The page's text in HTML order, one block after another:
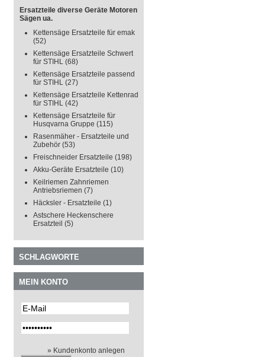
Ersatzteile diverse Geräte Motoren
Sägen ua.
Kettensäge Ersatzteile für emak
(52)
Kettensäge Ersatzteile Schwert
für STIHL (68)
Kettensäge Ersatzteile passend
für STIHL (27)
Kettensäge Ersatzteile Kettenrad
für STIHL (42)
Kettensäge Ersatzteile für
Husqvarna Gruppe (115)
Rasenmäher - Ersatzteile und
Zubehör (53)
Freischneider Ersatzteile (198)
Akku-Geräte Ersatzteile (10)
Keilriemen Zahnriemen
Antriebsriemen (7)
Häcksler - Ersatzteile (1)
Astschere Heckenschere
Ersatzteil (5)
SCHLAGWORTE
MEIN KONTO
» Kundenkonto anlegen